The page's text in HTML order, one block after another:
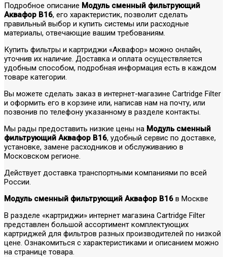
Подробное описание Модуль сменный фильтрующий
Аквафор В16, его характеристик, позволит сделать
правильный выбор и купить системы или расходные
материалы, отвечающие вашим требованиям.
Купить фильтры и картриджи «Аквафор» можно онлайн,
уточнив их наличие. Доставка и оплата осуществляется
удобным способом, подробная информация есть в каждом
товаре категории.
Вы можете сделать заказ в интернет-магазине Cartridge Filter
и оформить его в корзине или, написав нам на почту, или
позвонив по телефону указанному в разделе контакты.
Мы рады предоставить низкие цены на Модуль сменный
фильтрующий Аквафор В16, удобный сервис по доставке,
установке, замене расходников и обслуживанию в
Московском регионе.
Действует доставка транспортными компаниями по всей
России.
Модуль сменный фильтрующий Аквафор В16 в Москве
В разделе «картриджи» интернет магазина Cartridge Filter
представлен большой ассортимент комплектующих
картриджей для фильтров разных производителей по низкой
цене. Ознакомиться с характеристиками и описанием можно
на странице товара.